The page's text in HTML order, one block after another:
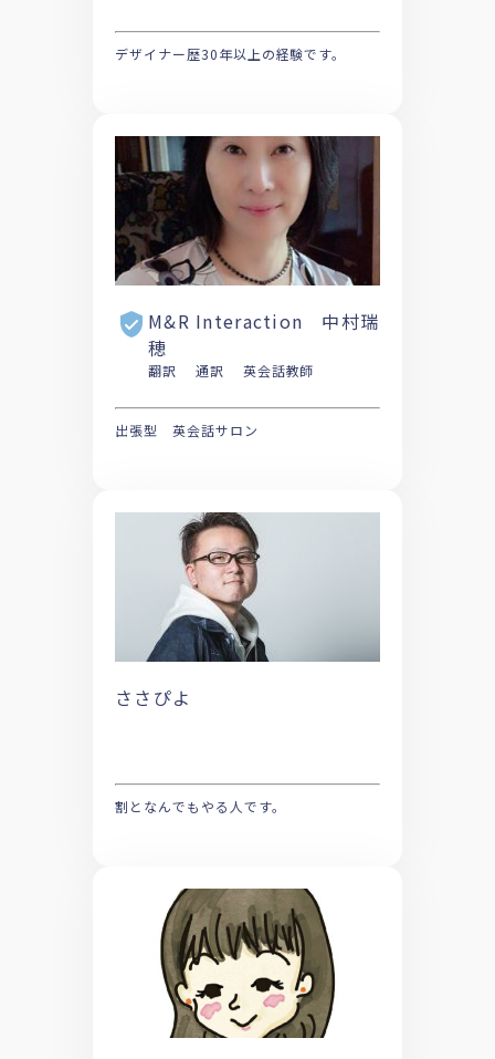
デザイナー歴30年以上の経験です。
M&R Interaction 中村瑞
穂
翻訳 通訳 英会話教師
出張型 英会話サロン
ささぴよ
割となんでもやる人です。